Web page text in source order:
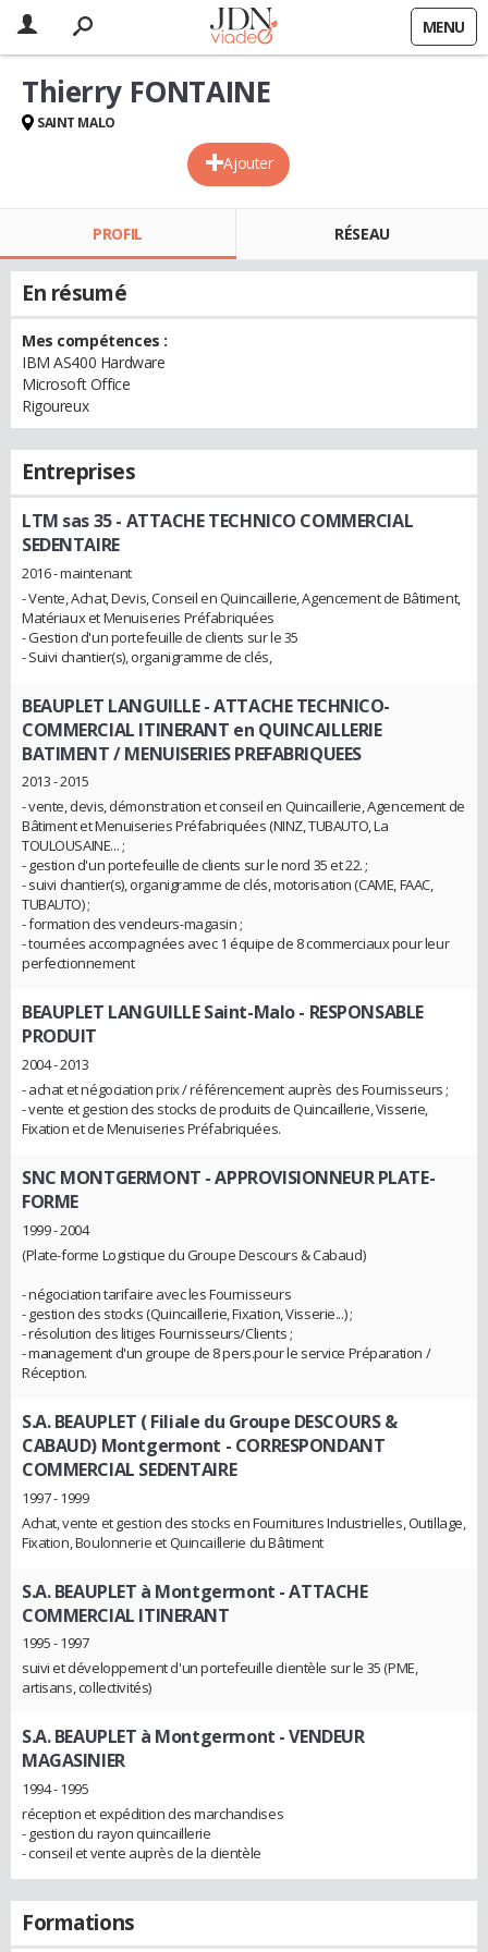
MENU
Ajouter
Thierry FONTAINE
SAINT MALO
PROFIL RÉSEAU
En résumé
Mes compétences :
IBM AS400 Hardware
Microsoft Office
Rigoureux
Entreprises
LTM sas 35- ATTACHE TECHNICO COMMERCIAL
SEDENTAIRE
2016 - maintenant
- Vente, Achat, Devis, Conseil en Quincaillerie, Agencement de Bâtiment,
Matériaux et Menuiseries Préfabriquées
- Gestion d'un portefeuille de clients sur le 35
- Suivi chantier(s), organigramme de clés,
BEAUPLET LANGUILLE- ATTACHE TECHNICO-
COMMERCIAL ITINERANT en QUINCAILLERIE
BATIMENT / MENUISERIES PREFABRIQUEES
2013 - 2015
- vente, devis, démonstration et conseil en Quincaillerie, Agencement de
Bâtiment et Menuiseries Préfabriquées (NINZ, TUBAUTO, La
TOULOUSAINE... ;
- gestion d'un portefeuille de clients sur le nord 35 et 22. ;
- suivi chantier(s), organigramme de clés, motorisation (CAME, FAAC,
TUBAUTO) ;
- formation des vendeurs-magasin ;
- tournées accompagnées avec 1 équipe de 8 commerciaux pour leur
perfectionnement
BEAUPLET LANGUILLE Saint-Malo- RESPONSABLE
PRODUIT
2004 - 2013
- achat et négociation prix / référencement auprès des Fournisseurs ;
- vente et gestion des stocks de produits de Quincaillerie, Visserie,
Fixation et de Menuiseries Préfabriquées.
SNC MONTGERMONT - APPROVISIONNEUR PLATE-
FORME
1999 - 2004
(Plate-forme Logistique du Groupe Descours & Cabaud)
- négociation tarifaire avec les Fournisseurs
- gestion des stocks (Quincaillerie, Fixation, Visserie...) ;
- résolution des litiges Fournisseurs/Clients ;
- management d'un groupe de 8 pers.pour le service Préparation /
Réception.
S.A. BEAUPLET ( Filiale du Groupe DESCOURS &
CABAUD) Montgermont - CORRESPONDANT
COMMERCIAL SEDENTAIRE
1997 - 1999
Achat, vente et gestion des stocks en Fournitures Industrielles, Outillage,
Fixation, Boulonnerie et Quincaillerie du Bâtiment
S.A. BEAUPLET à Montgermont - ATTACHE
COMMERCIAL ITINERANT
1995 - 1997
suivi et développement d'un portefeuille clientèle sur le 35 (PME,
artisans, collectivités)
S.A. BEAUPLET à Montgermont - VENDEUR
MAGASINIER
1994 - 1995
réception et expédition des marchandises
- gestion du rayon quincaillerie
- conseil et vente auprès de la clientèle
Formations